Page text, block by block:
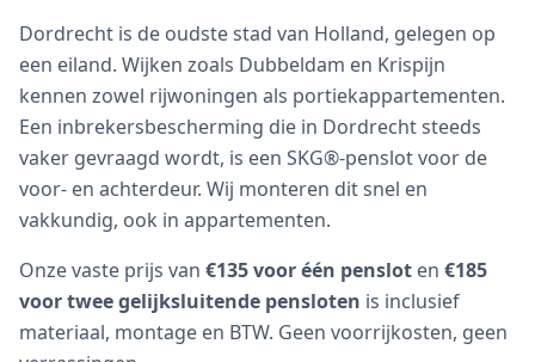
Dordrecht is de oudste stad van Holland, gelegen op
een eiland. Wijken zoals Dubbeldam en Krispijn
kennen zowel rijwoningen als portiek­appartementen.
Een inbrekersbescherming die in Dordrecht steeds
vaker gevraagd wordt, is een SKG®-penslot voor de
voor- en achterdeur. Wij monteren dit snel en
vakkundig, ook in appartementen.
Onze vaste prijs van €135 voor één penslot en €185
voor twee gelijksluitende pensloten is inclusief
materiaal, montage en BTW. Geen voorrijkosten, geen